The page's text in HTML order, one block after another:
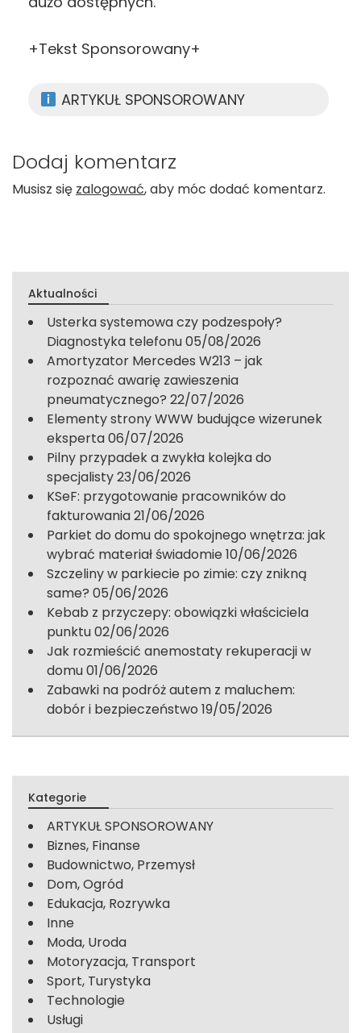
+Tekst Sponsorowany+
ARTYKUŁ SPONSOROWANY
Dodaj komentarz
Musisz się zalogować, aby móc dodać komentarz.
Aktualności
Usterka systemowa czy podzespoły?
Diagnostyka telefonu05/08/2026
Amortyzator Mercedes W213 – jak
rozpoznać awarię zawieszenia
pneumatycznego? 22/07/2026
Elementy strony WWW budujące wizerunek
eksperta06/07/2026
Pilny przypadek a zwykła kolejka do
specjalisty23/06/2026
KSeF: przygotowanie pracowników do
fakturowania21/06/2026
Parkiet do domu do spokojnego wnętrza: jak
wybrać materiał świadomie 10/06/2026
Szczeliny w parkiecie po zimie: czy znikną
same? 05/06/2026
Kebab z przyczepy: obowiązki właściciela
punktu02/06/2026
Jak rozmieścić anemostaty rekuperacji w
domu01/06/2026
Zabawki na podróż autem z maluchem:
dobór i bezpieczeństwo 19/05/2026
Kategorie
ARTYKUŁ SPONSOROWANY
Biznes, Finanse
Budownictwo, Przemysł
Dom, Ogród
Edukacja, Rozrywka
Inne
Moda, Uroda
Motoryzacja, Transport
Sport, Turystyka
Technologie
Usługi